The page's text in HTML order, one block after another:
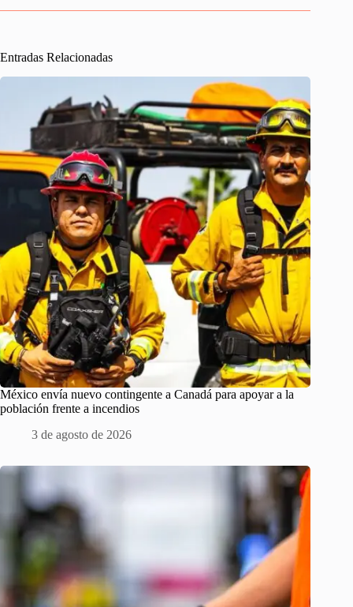
Entradas Relacionadas
México envía nuevo contingente a Canadá para apoyar a la
población frente a incendios
3 de agosto de 2026